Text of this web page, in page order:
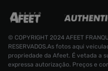
© COPYRIGHT 2024 AFEET
RESERVADOS.As fotos aqui
propriedade da Afeet. É vetada a
expressa autorização. Preços e